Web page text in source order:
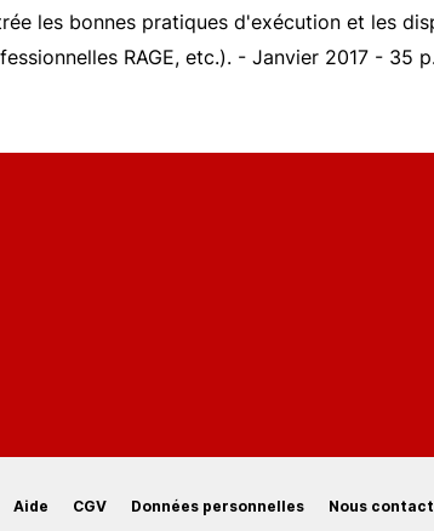
les bonnes pratiques d'exécution et les
RAGE, etc.). - Janvier 2017 - 35
Aide CGV Données personnelles Nous